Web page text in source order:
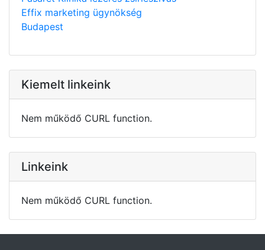
Effix marketing ügynökség
Budapest
Kiemelt linkeink
Nem működő CURL function.
Linkeink
Nem működő CURL function.